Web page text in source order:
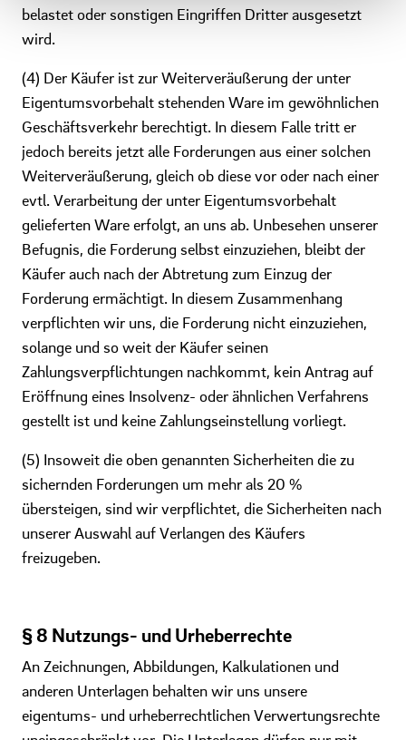
belastet oder sonstigen Eingriffen Dritter ausgesetzt
wird.
(4) Der Käufer ist zur Weiterveräußerung der unter
Eigentumsvorbehalt stehenden Ware im gewöhnlichen
Geschäftsverkehr berechtigt. In diesem Falle tritt er
jedoch bereits jetzt alle Forderungen aus einer solchen
Weiterveräußerung, gleich ob diese vor oder nach einer
evtl. Verarbeitung der unter Eigentumsvorbehalt
gelieferten Ware erfolgt, an uns ab. Unbesehen unserer
Befugnis, die Forderung selbst einzuziehen, bleibt der
Käufer auch nach der Abtretung zum Einzug der
Forderung ermächtigt. In diesem Zusammenhang
verpflichten wir uns, die Forderung nicht einzuziehen,
solange und so weit der Käufer seinen
Zahlungsverpflichtungen nachkommt, kein Antrag auf
Eröffnung eines Insolvenz- oder ähnlichen Verfahrens
gestellt ist und keine Zahlungseinstellung vorliegt.
(5) Insoweit die oben genannten Sicherheiten die zu
sichernden Forderungen um mehr als 20 %
übersteigen, sind wir verpflichtet, die Sicherheiten nach
unserer Auswahl auf Verlangen des Käufers
freizugeben.
§ 8 Nutzungs- und Urheberrechte
An Zeichnungen, Abbildungen, Kalkulationen und
anderen Unterlagen behalten wir uns unsere
eigentums- und urheberrechtlichen Verwertungsrechte